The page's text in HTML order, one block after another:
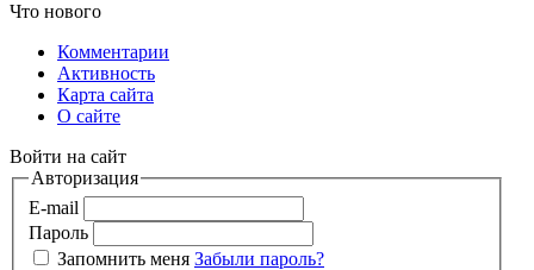
Что нового
Комментарии
Активность
Карта сайта
О сайте
Войти на сайт
Авторизация
E-mail
Пароль
Запомнить меня Забыли пароль?